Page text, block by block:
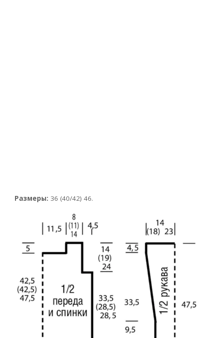
Размеры: 36 (40/42) 46.